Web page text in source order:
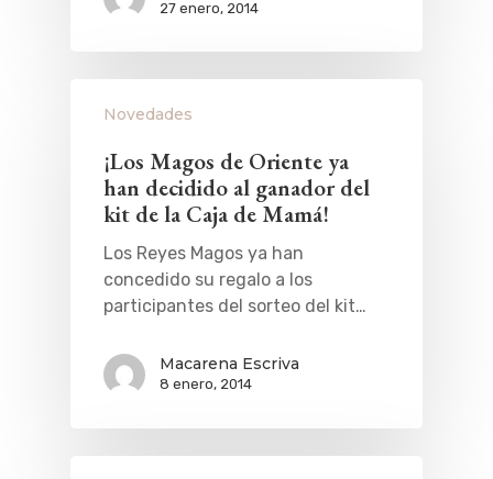
27 enero, 2014
Novedades
¡Los Magos de Oriente ya
han decidido al ganador del
kit de la Caja de Mamá!
Los Reyes Magos ya han
concedido su regalo a los
participantes del sorteo del kit…
Macarena Escriva
8 enero, 2014